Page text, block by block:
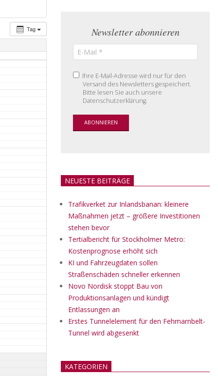
Tag Newsletter abonnieren
Ihre E-Mail-Adresse wird nur für den
Versand des Newsletters gespeichert.
Bitte lesen Sie auch unsere
Datenschutzerklärung.
NEUESTE BEITRÄGE
Trafikverket zur Inlandsbanan: kleinere
Maßnahmen jetzt – größere Investitionen
stehen bevor
Tertialbericht für Stockholmer Metro:
Kostenprognose erhöht sich
KI und Fahrzeugdaten sollen
Straßenschäden schneller erkennen
Novo Nordisk stoppt Bau von
Produktionsanlagen und kündigt
Entlassungen an
Erstes Tunnelelement für den Fehmarnbelt-
Tunnel wird abgesenkt
KATEGORIEN